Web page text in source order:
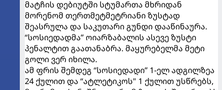
მატჩის დებიუტში სტუმართა მხრიდან
მორენომ თერთმეტმეტრიანი ზუსტად
შეასრულა და საკუთარი გუნდი დააწინაურა.
“სოსიედადმა” ოიარზაბალის ასევე ზუსტი
პენალტით გაათანაბრა. მაყურებელმა მეტი
გოლი ვერ იხილა.
ამ ფრის შემდეგ “სოსიედადი” 1-ელ ადგილზეა
24 ქულით და “ატლეტიკოს" 1 ქულით უსწრებს,